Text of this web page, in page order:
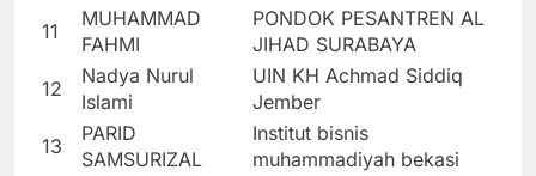
11
MUHAMMAD
FAHMI
PONDOK PESANTREN AL
JIHAD SURABAYA
12
Nadya Nurul
Islami
UIN KH Achmad Siddiq
Jember
13
PARID
SAMSURIZAL
Institut bisnis
muhammadiyah bekasi